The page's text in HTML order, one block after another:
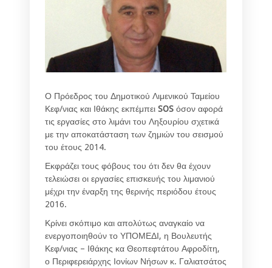
Ο Πρόεδρος του Δημοτικού Λιμενικού Ταμείου
Κεφ/νιας και Ιθάκης εκπέμπει SOS όσον αφορά
τις εργασίες στο λιμάνι του Ληξουρίου σχετικά
με την αποκατάσταση των ζημιών του σεισμού
του έτους 2014.
Εκφράζει τους φόβους του ότι δεν θα έχουν
τελειώσει οι εργασίες επισκευής του λιμανιού
μέχρι την έναρξη της θερινής περιόδου έτους
2016.
Κρίνει σκόπιμο και απολύτως αναγκαίο να
ενεργοποιηθούν το ΥΠΟΜΕΔΙ, η Βουλευτής
Κεφ/νιας – Ιθάκης κα Θεοπεφτάτου Αφροδίτη,
ο Περιφερειάρχης Ιονίων Νήσων κ. Γαλιατσάτος